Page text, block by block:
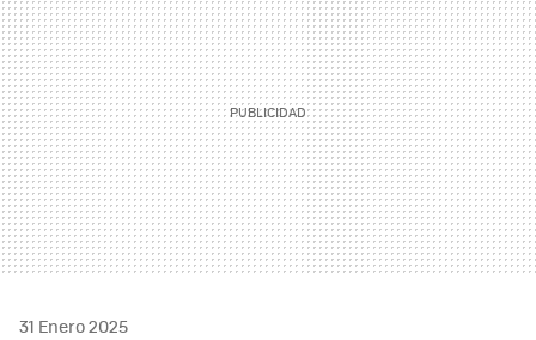
31 Enero 2025